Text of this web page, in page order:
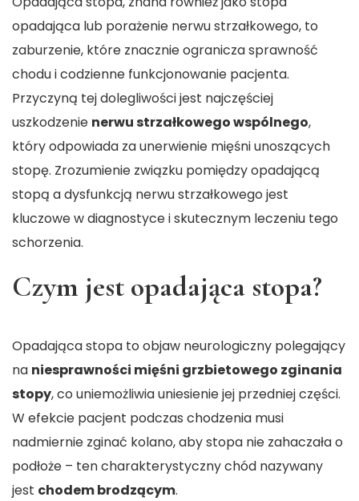
opadająca lub porażenie nerwu strzałkowego, to
zaburzenie, które znacznie ogranicza sprawność
chodu i codzienne funkcjonowanie pacjenta.
Przyczyną tej dolegliwości jest najczęściej
uszkodzenie nerwu strzałkowego wspólnego,
który odpowiada za unerwienie mięśni unoszących
stopę. Zrozumienie związku pomiędzy opadającą
stopą a dysfunkcją nerwu strzałkowego jest
kluczowe w diagnostyce i skutecznym leczeniu tego
schorzenia.
Czym jest opadająca stopa?
Opadająca stopa to objaw neurologiczny polegający
na niesprawności mięśni grzbietowego zginania
stopy, co uniemożliwia uniesienie jej przedniej części.
W efekcie pacjent podczas chodzenia musi
nadmiernie zginać kolano, aby stopa nie zahaczała o
podłoże – ten charakterystyczny chód nazywany
jest chodem brodzącym.